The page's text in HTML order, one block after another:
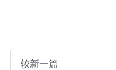
较新一篇